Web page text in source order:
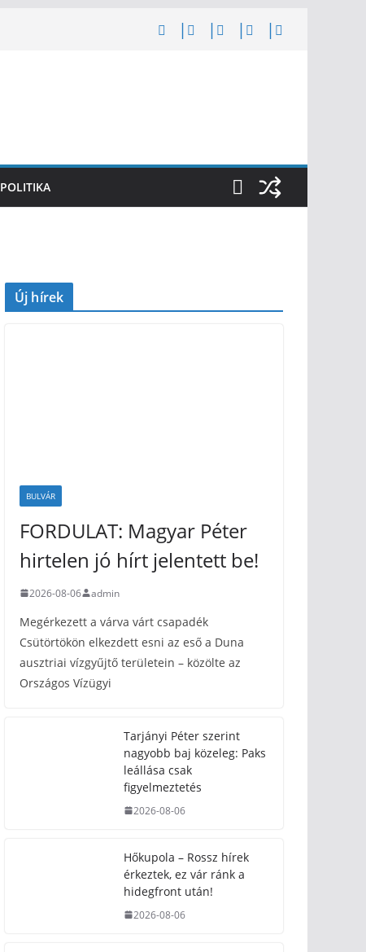
POLITIKA
Új hírek
BULVÁR
FORDULAT: Magyar Péter
hirtelen jó hírt jelentett be!
2026-08-06 admin
Megérkezett a várva várt csapadék
Csütörtökön elkezdett esni az eső a Duna
ausztriai vízgyűjtő területein – közölte az
Országos Vízügyi
Tarjányi Péter szerint
nagyobb baj közeleg: Paks
leállása csak
figyelmeztetés
2026-08-06
Hőkupola – Rossz hírek
érkeztek, ez vár ránk a
hidegfront után!
2026-08-06